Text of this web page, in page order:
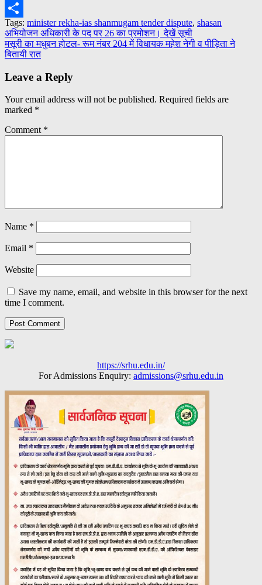
WhatsApp
Share
Tags: minister rekha-ias shanmugam tender dispute, shasan
Post
navigation
अभियोजन अधिकारी के पद पर 26 का प्रमोशन। देखें सूची
मसूरी का मधुबन होटल- रूम नंबर 204 में विधायक महेश नेगी व पीड़िता ने
बितायी रात
Leave a Reply
Your email address will not be published. Required fields are
marked *
Comment *
Name *
Email *
Website
Save my name, email, and website in this browser for the next
time I comment.
https://srhu.edu.in/
For Admissions Enquiry: admissions@srhu.edu.in